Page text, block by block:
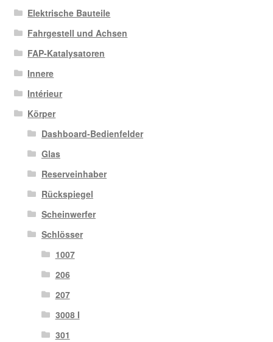
Elektrische Bauteile
Fahrgestell und Achsen
FAP-Katalysatoren
Innere
Intérieur
Körper
Dashboard-Bedienfelder
Glas
Reserveinhaber
Rückspiegel
Scheinwerfer
Schlösser
1007
206
207
3008 I
301